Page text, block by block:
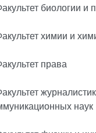
биологии и
химии и
права
наук